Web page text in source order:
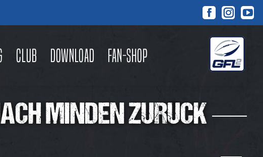
Facebook
opens
in
new
opens
in
new
Club Download Fan-Shop
MINDEN ZURÜCK